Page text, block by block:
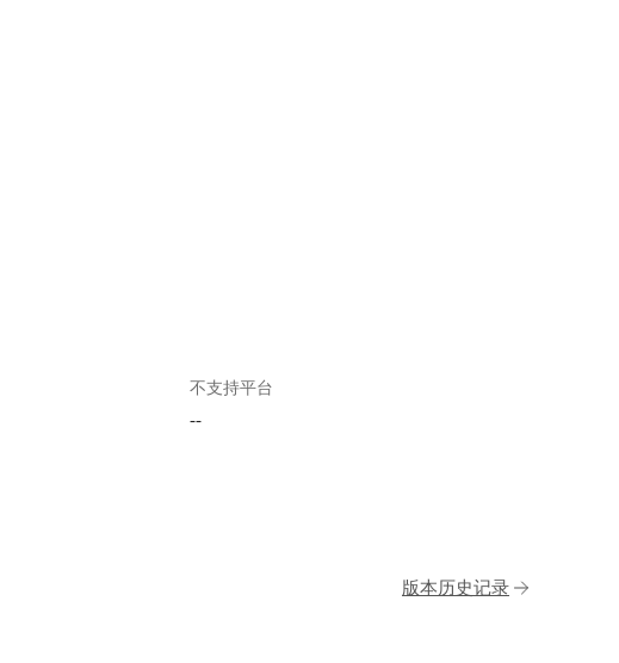
不支持平台
--
版本历史记录